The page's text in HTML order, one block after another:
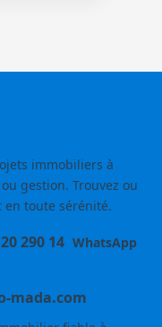
immobiliers à
gestion. Trouvez ou
en toute sérénité.
290 14 WhatsApp
mada.com